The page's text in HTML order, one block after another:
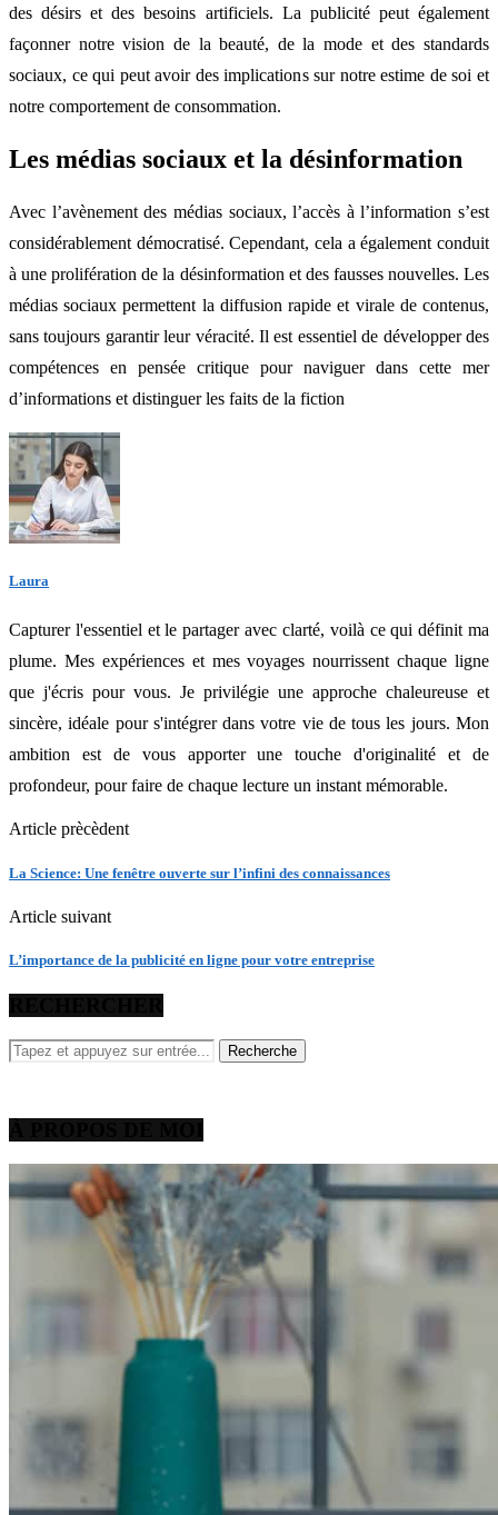
des désirs et des besoins artificiels. La publicité peut également
façonner notre vision de la beauté, de la mode et des standards
sociaux, ce qui peut avoir des implications sur notre estime de soi et
notre comportement de consommation.
Les médias sociaux et la désinformation
Avec l’avènement des médias sociaux, l’accès à l’information s’est
considérablement démocratisé. Cependant, cela a également conduit
à une prolifération de la désinformation et des fausses nouvelles. Les
médias sociaux permettent la diffusion rapide et virale de contenus,
sans toujours garantir leur véracité. Il est essentiel de développer des
compétences en pensée critique pour naviguer dans cette mer
d’informations et distinguer les faits de la fiction
Laura
Capturer l'essentiel et le partager avec clarté, voilà ce qui définit ma
plume. Mes expériences et mes voyages nourrissent chaque ligne
que j'écris pour vous. Je privilégie une approche chaleureuse et
sincère, idéale pour s'intégrer dans votre vie de tous les jours. Mon
ambition est de vous apporter une touche d'originalité et de
profondeur, pour faire de chaque lecture un instant mémorable.
Article prècèdent
La Science: Une fenêtre ouverte sur l’infini des connaissances
Article suivant
L’importance de la publicité en ligne pour votre entreprise